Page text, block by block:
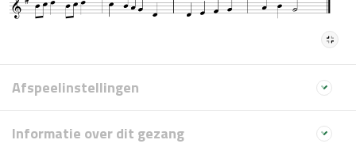
Afspeelinstellingen
Informatie over dit gezang